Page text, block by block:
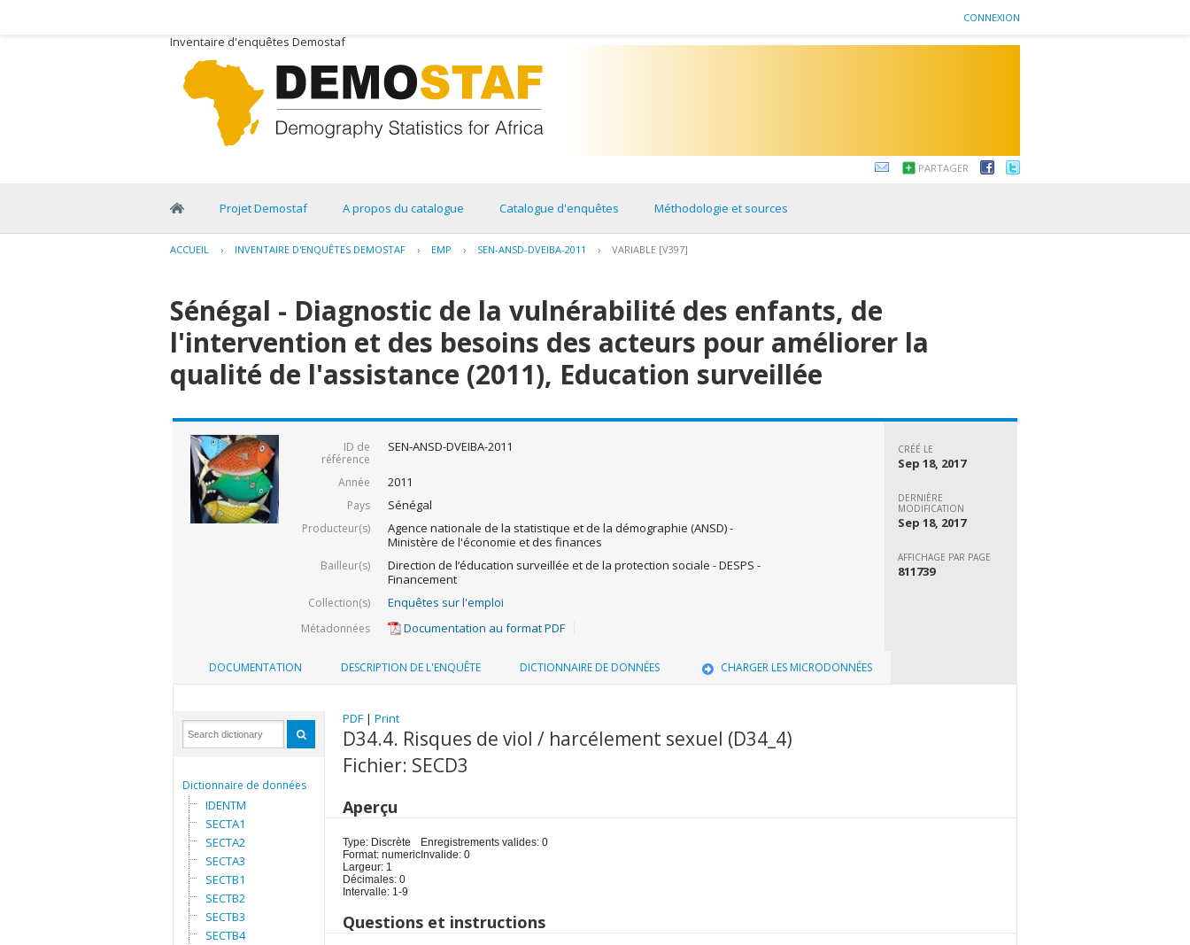
CONNEXION
Inventaire d'enquêtes Demostaf
PARTAGER
Projet Demostaf A propos du catalogue Catalogue d'enquêtes Méthodologie et sources
ACCUEIL › INVENTAIRE D'ENQUÊTES DEMOSTAF › EMP › SEN-ANSD-DVEIBA-2011 › VARIABLE [V397]
Sénégal - Diagnostic de la vulnérabilité des enfants, de
l'intervention et des besoins des acteurs pour améliorer la
qualité de l'assistance (2011), Education surveillée
ID de
référence
SEN-ANSD-DVEIBA-2011
Année 2011
Pays Sénégal
Producteur(s)
Agence nationale de la statistique et de la démographie (ANSD) -
Ministère de l'économie et des finances
Bailleur(s)
Direction de l’éducation surveillée et de la protection sociale - DESPS -
Financement
Collection(s) Enquêtes sur l'emploi
Métadonnées Documentation au format PDF
CRÉÉ LE
Sep 18, 2017
DERNIÈRE
MODIFICATION
Sep 18, 2017
AFFICHAGE PAR PAGE
811739
DOCUMENTATION DESCRIPTION DE L'ENQUÊTE DICTIONNAIRE DE DONNÉES CHARGER LES MICRODONNÉES
Dictionnaire de données
IDENTM
SECTA1
SECTA2
SECTA3
SECTB1
SECTB2
SECTB3
SECTB4
PDF| Print
D34.4. Risques de viol / harcélement sexuel (D34_4)
Fichier: SECD3
Aperçu
Type: Discrète
Format: numeric
Largeur: 1
Décimales: 0
Intervalle: 1-9
Enregistrements valides: 0
Invalide: 0
Questions et instructions